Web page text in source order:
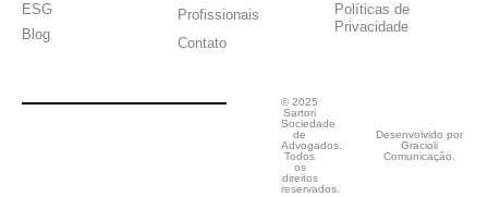
ESG
Blog
Profissionais
Contato
Políticas de
Privacidade
© 2025
Sartori
Sociedade
de
Advogados.
Todos
os
direitos
reservados.
Desenvolvido por
Gracioli
Comunicação.